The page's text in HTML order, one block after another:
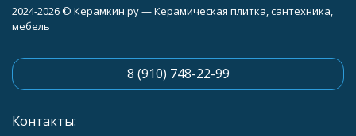
2024-2026 © Керамкин.ру — Керамическая плитка, сантехника,
мебель
8 (910) 748-22-99
Контакты: